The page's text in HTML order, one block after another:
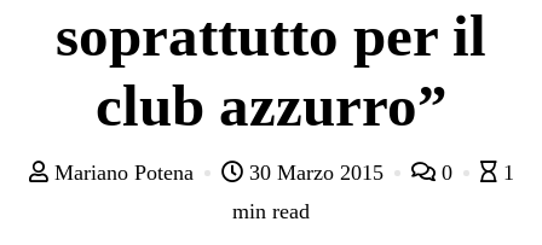
soprattutto per il
club azzurro”
Mariano Potena 30 Marzo 2015 0
1
min read